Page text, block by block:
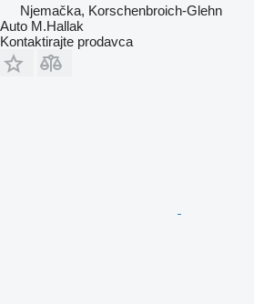
Njemačka, Korschenbroich-Glehn
Auto M.Hallak
Kontaktirajte prodavca